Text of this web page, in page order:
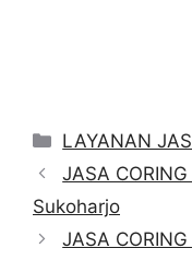
Categories
LAYANAN
JASA
Sukoharjo
JASA